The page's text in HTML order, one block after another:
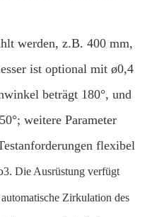
werden, z.B. 400 mm,
ist optional mit ø0,4
beträgt 180°, und
weitere Parameter
flexibel
3. Die Ausrüstung verfügt
Zirkulation des